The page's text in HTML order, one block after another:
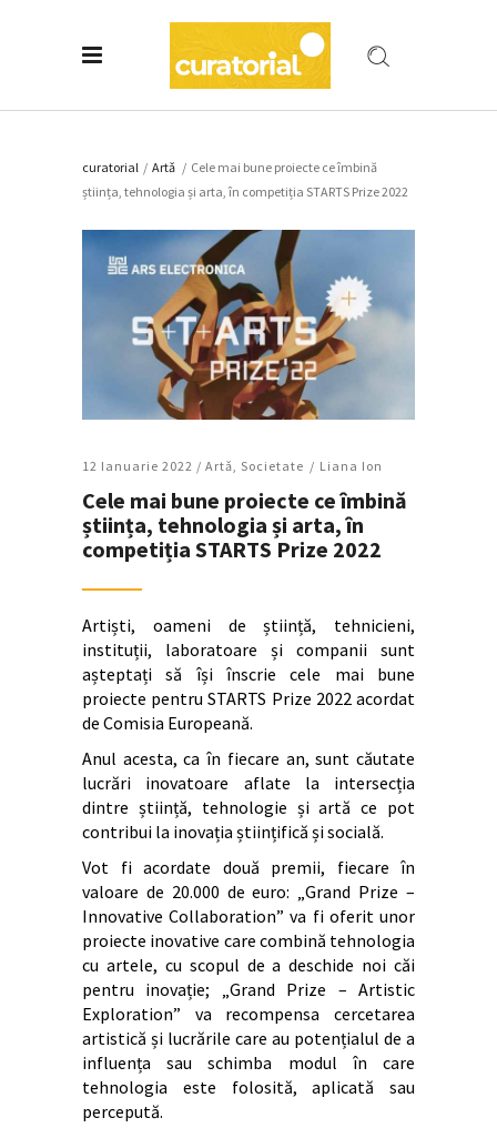
curatorial / Artǎ / Cele mai bune proiecte ce îmbină
știința, tehnologia și arta, în competiția STARTS Prize 2022
12 Ianuarie 2022 / Artǎ, Societate Liana Ion
Cele mai bune proiecte ce îmbină
știința, tehnologia și arta, în
competiția STARTS Prize 2022
Artiști, oameni de știință, tehnicieni,
instituții, laboratoare și companii sunt
așteptați să își înscrie cele mai bune
proiecte pentru STARTS Prize 2022 acordat
de Comisia Europeană.
Anul acesta, ca în fiecare an, sunt căutate
lucrări inovatoare aflate la intersecția
dintre știință, tehnologie și artă ce pot
contribui la inovația științifică și socială.
Vot fi acordate două premii, fiecare în
valoare de 20.000 de euro: „Grand Prize –
Innovative Collaboration” va fi oferit unor
proiecte inovative care combină tehnologia
cu artele, cu scopul de a deschide noi căi
pentru inovație; „Grand Prize – Artistic
Exploration” va recompensa cercetarea
artistică și lucrările care au potențialul de a
influența sau schimba modul în care
tehnologia este folosită, aplicată sau
percepută.